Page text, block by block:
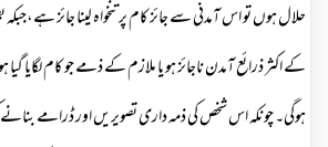
حلال ہوں تو اس آمدنی سے جائز کام پر تنخواہ لینا جائز
کے اکثر ذرائع آمدن ناجائز ہو یا ملازم کے ذمے جو کام لگایا گیا ہو
ہوگی۔ چونکہ اس شخص کی ذمہ داری تصویریں اور ڈرامے